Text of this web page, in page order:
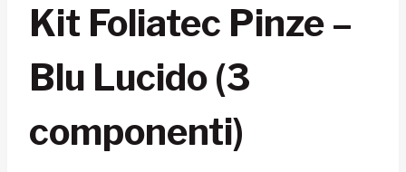
Kit Foliatec Pinze –
Blu Lucido (3
componenti)